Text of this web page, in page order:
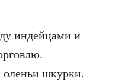
индейцами и
оленьи шкурки.